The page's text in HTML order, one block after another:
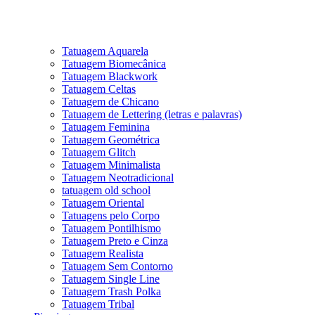
Tatuagem Aquarela
Tatuagem Biomecânica
Tatuagem Blackwork
Tatuagem Celtas
Tatuagem de Chicano
Tatuagem de Lettering (letras e palavras)
Tatuagem Feminina
Tatuagem Geométrica
Tatuagem Glitch
Tatuagem Minimalista
Tatuagem Neotradicional
tatuagem old school
Tatuagem Oriental
Tatuagens pelo Corpo
Tatuagem Pontilhismo
Tatuagem Preto e Cinza
Tatuagem Realista
Tatuagem Sem Contorno
Tatuagem Single Line
Tatuagem Trash Polka
Tatuagem Tribal